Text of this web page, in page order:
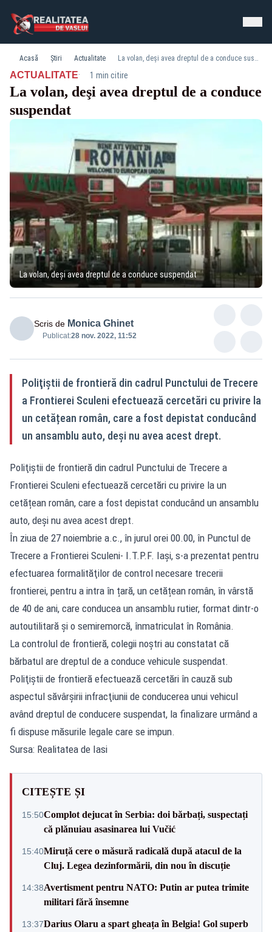
Acasă Știri Actualitate La volan, deşi avea dreptul de a conduce suspendat
ACTUALITATE· 1 min citire
La volan, deşi avea dreptul de a conduce
suspendat
La volan, deşi avea dreptul de a conduce suspendat
Scris de Monica Ghinet
Publicat:28 nov. 2022, 11:52
Poliţiştii de frontieră din cadrul Punctului de Trecere
a Frontierei Sculeni efectuează cercetări cu privire la
un cetățean român, care a fost depistat conducând
un ansamblu auto, deşi nu avea acest drept.
Poliţiştii de frontieră din cadrul Punctului de Trecere a
Frontierei Sculeni efectuează cercetări cu privire la un
cetățean român, care a fost depistat conducând un ansamblu
auto, deşi nu avea acest drept.
În ziua de 27 noiembrie a.c., în jurul orei 00.00, în Punctul de
Trecere a Frontierei Sculeni- I.T.P.F. Iași, s-a prezentat pentru
efectuarea formalităţilor de control necesare trecerii
frontierei, pentru a intra în țară, un cetățean român, în vârstă
de 40 de ani, care conducea un ansamblu rutier, format dintr-o
autoutilitară și o semiremorcă, înmatriculat în România.
La controlul de frontieră, colegii noștri au constatat că
bărbatul are dreptul de a conduce vehicule suspendat.
Poliţiştii de frontieră efectuează cercetări în cauză sub
aspectul săvârşirii infracţiunii de conducerea unui vehicul
având dreptul de conducere suspendat, la finalizare urmând a
fi dispuse măsurile legale care se impun.
Sursa: Realitatea de Iasi
CITEȘTE ȘI
15:50Complot dejucat în Serbia: doi bărbați, suspectați
că plănuiau asasinarea lui Vučić
15:40Miruță cere o măsură radicală după atacul de la
Cluj. Legea dezinformării, din nou în discuție
14:38Avertisment pentru NATO: Putin ar putea trimite
militari fără însemne
13:37Darius Olaru a spart gheața în Belgia! Gol superb